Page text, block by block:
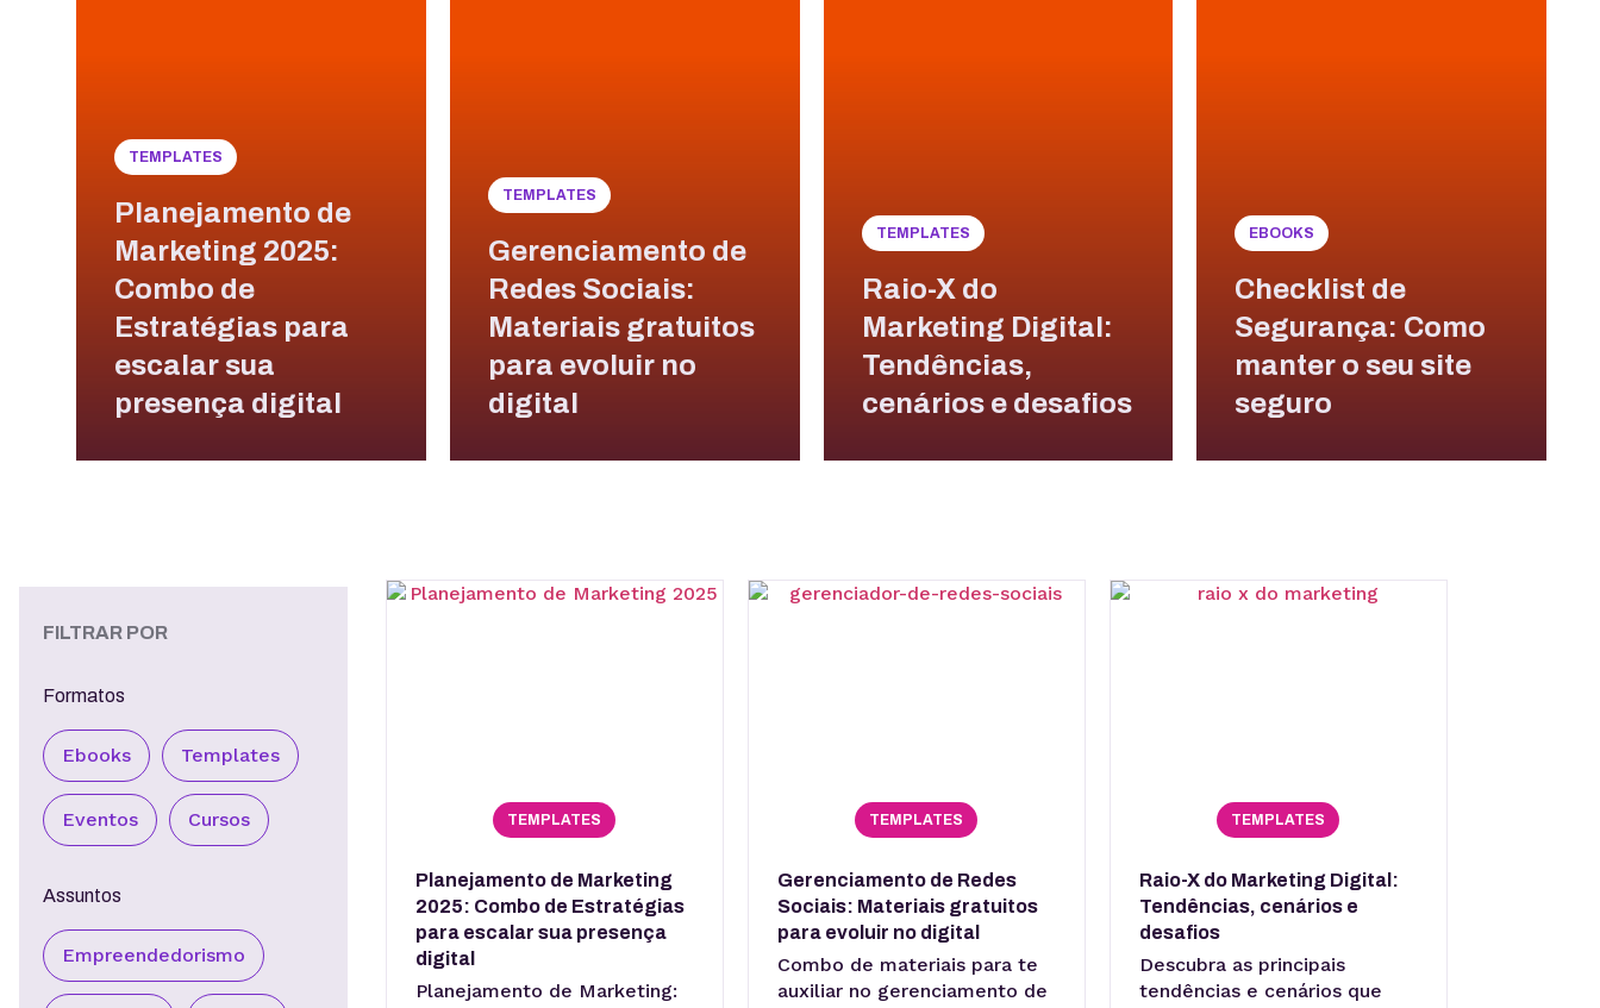
TEMPLATES
Planejamento de
Marketing 2025:
Combo de
Estratégias para
escalar sua
presença digital
TEMPLATES
Gerenciamento de
Redes Sociais:
Materiais gratuitos
para evoluir no
digital
TEMPLATES
Raio-X do
Marketing Digital:
Tendências,
cenários e desafios
EBOOKS
Checklist de
Segurança: Como
manter o seu site
seguro
FILTRAR POR
Formatos
Ebooks Templates
Eventos Cursos
Assuntos
Empreendedorismo
TEMPLATES
Planejamento de Marketing
2025: Combo de Estratégias
para escalar sua presença
digital
Planejamento de Marketing:
TEMPLATES
Gerenciamento de Redes
Sociais: Materiais gratuitos
para evoluir no digital
Combo de materiais para te
auxiliar no gerenciamento de
TEMPLATES
Raio-X do Marketing Digital:
Tendências, cenários e
desafios
Descubra as principais
tendências e cenários que